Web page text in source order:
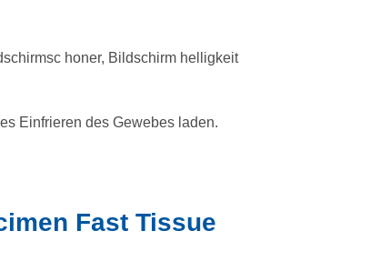
honer, Bildschirm helligkeit
Einfrieren des Gewebes laden.
Fast Tissue